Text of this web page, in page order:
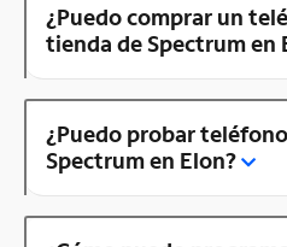
¿Puedo comprar un
tienda de Spectrum en
¿Puedo probar
Spectrum en Elon?